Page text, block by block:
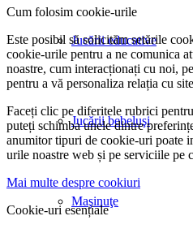
Jucării educative
Jucării bebeluşi
Maşinuţe
Cum folosim cookie-urile
Este posibil să solicităm setările
cookie-urile pentru a ne comunica
noastre, cum interacționați cu noi,
pentru a vă personaliza relația cu
Faceți clic pe diferitele rubrici
puteți schimba unele dintre
anumitor tipuri de cookie-uri poate
urile noastre web și pe serviciile pe
Mai multe despre cookiuri
Cookie-uri esențiale